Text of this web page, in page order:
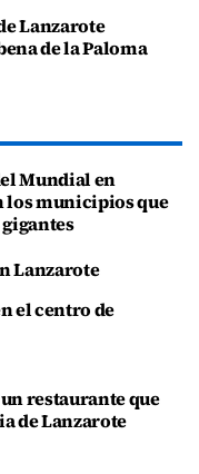
Lanzarote
de la Paloma
Mundial en
los municipios que
Lanzarote
el centro de
restaurante que
de Lanzarote